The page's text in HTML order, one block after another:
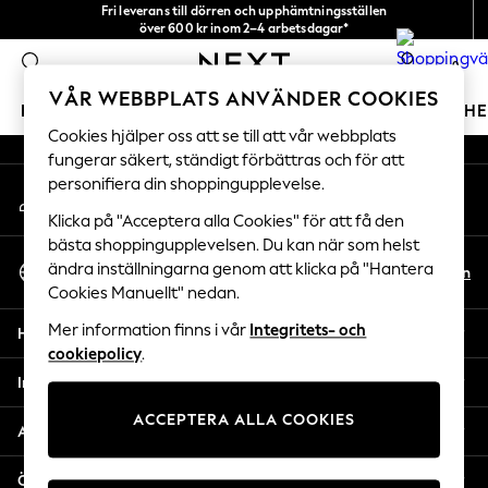
Fri leverans till dörren och upphämtningsställen
över 600 kr inom 2–4 arbetsdagar*
0
FLICKOR POJKAR BABY DAMER HERRAR
GIRLS
New In
50 - 92cm (0 - 24 months)
98 - 110cm (3 - 5 years)
116 - 134cm (6 - 9 years)
140 - 174cm (10 - 15+ years)
Trending: Top & Short Sets
Trending: Clogs
All Clothing
Coats & Jackets
Sweatshirts & Hoodies
An error occurred on client
Våra sociala nätverk
Mitt konto
Logga in på ditt konto
Välj Språk
Svenska
Sv En
Hjälp
Integritet & Juridik
Avdelningar
Övriga tjänster
VÅR WEBBPLATS ANVÄNDER COOKIES
Cookies hjälper oss att se till att vår webbplats
fungerar säkert, ständigt förbättras och för att
personifiera din shoppingupplevelse.
Klicka på "Acceptera alla Cookies" för att få den
bästa shoppingupplevelsen. Du kan när som helst
ändra inställningarna genom att klicka på "Hantera
Cookies Manuellt" nedan.
Mer information finns i vår Integritets- och
cookiepolicy.
ACCEPTERA ALLA COOKIES